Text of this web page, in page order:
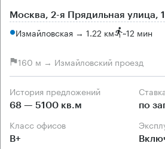
Москва, 2-я Прядильная улица, 1
Измайловская → 1.22 км ~12 мин
160 м → Измайловский проезд
История предложений
68 — 5100 кв.м по
Класс офисов
B+